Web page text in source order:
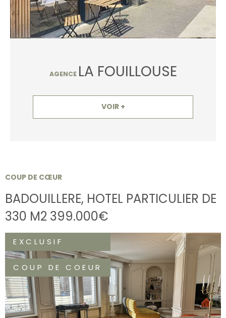
AGENCE LA FOUILLOUSE
VOIR +
COUP DE CŒUR
BADOUILLERE, HOTEL PARTICULIER DE
330 M2 399.000€
EXCLUSIF
COUP DE COEUR